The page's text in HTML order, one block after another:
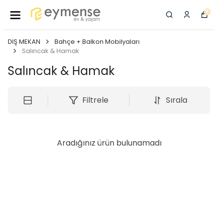
0
DIŞ MEKAN
Bahçe + Balkon Mobilyaları
Salıncak & Hamak
Salıncak & Hamak
Filtrele Sırala
Aradığınız ürün bulunamadı